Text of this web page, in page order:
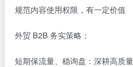
规范内容使用权限，有一定价值
外贸 B2B 务实策略：
短期保流量、稳询盘：深耕高质